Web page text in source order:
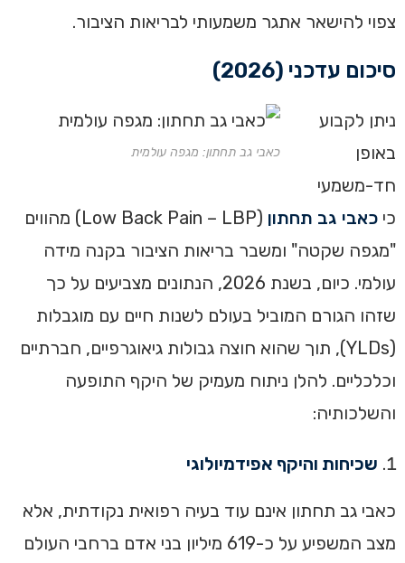
צפוי להישאר אתגר משמעותי לבריאות הציבור.
סיכום עדכני (2026)
כאבי גב תחתון: מגפה עולמית
ניתן לקבוע
באופן
חד-משמעי
כי כאבי גב תחתון
(Low Back Pain – LBP) מהווים
"מגפה שקטה" ומשבר בריאות הציבור בקנה מידה
עולמי. כיום, בשנת 2026, הנתונים מצביעים על כך
שזהו הגורם המוביל בעולם לשנות חיים עם מוגבלות
(YLDs), תוך שהוא חוצה גבולות גיאוגרפיים, חברתיים
וכלכליים. להלן ניתוח מעמיק של היקף התופעה
והשלכותיה:
שכיחות והיקף אפידמיולוגי
כאבי גב תחתון אינם עוד בעיה רפואית נקודתית, אלא
מצב המשפיע על כ-619 מיליון בני אדם ברחבי העולם